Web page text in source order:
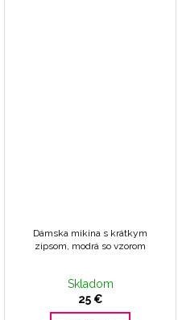
Dámska mikina s krátkym
zipsom, modrá so vzorom
Skladom
25 €